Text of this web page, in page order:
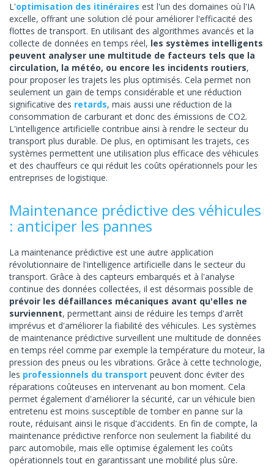
L'optimisation des itinéraires est l'un des domaines où l'IA
excelle, offrant une solution clé pour améliorer l'efficacité des
flottes de transport. En utilisant des algorithmes avancés et la
collecte de données en temps réel, les systèmes intelligents
peuvent analyser une multitude de facteurs tels que la
circulation, la météo, ou encore les incidents routiers,
pour proposer les trajets les plus optimisés. Cela permet non
seulement un gain de temps considérable et une réduction
significative des retards, mais aussi une réduction de la
consommation de carburant et donc des émissions de CO2.
L'intelligence artificielle contribue ainsi à rendre le secteur du
transport plus durable. De plus, en optimisant les trajets, ces
systèmes permettent une utilisation plus efficace des véhicules
et des chauffeurs ce qui réduit les coûts opérationnels pour les
entreprises de logistique.
Maintenance prédictive des véhicules
: anticiper les pannes
La maintenance prédictive est une autre application
révolutionnaire de l'intelligence artificielle dans le secteur du
transport. Grâce à des capteurs embarqués et à l'analyse
continue des données collectées, il est désormais possible de
prévoir les défaillances mécaniques avant qu'elles ne
surviennent, permettant ainsi de réduire les temps d'arrêt
imprévus et d'améliorer la fiabilité des véhicules. Les systèmes
de maintenance prédictive surveillent une multitude de données
en temps réel comme par exemple la température du moteur, la
pression des pneus ou les vibrations. Grâce à cette technologie,
les professionnels du transport peuvent donc éviter des
réparations coûteuses en intervenant au bon moment. Cela
permet également d'améliorer la sécurité, car un véhicule bien
entretenu est moins susceptible de tomber en panne sur la
route, réduisant ainsi le risque d'accidents. En fin de compte, la
maintenance prédictive renforce non seulement la fiabilité du
parc automobile, mais elle optimise également les coûts
opérationnels tout en garantissant une mobilité plus sûre.